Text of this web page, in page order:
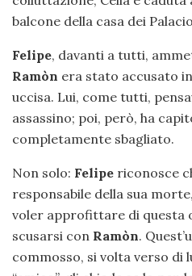
balcone della casa dei
Felipe, davanti a tutti,
Ramòn era stato accusato
uccisa. Lui, come tutti,
assassino; poi, però, ha
completamente sbagliato.
Non solo: Felipe riconosce
responsabile della sua
voler approfittare di questa
scusarsi con Ramòn.
commosso, si volta verso di